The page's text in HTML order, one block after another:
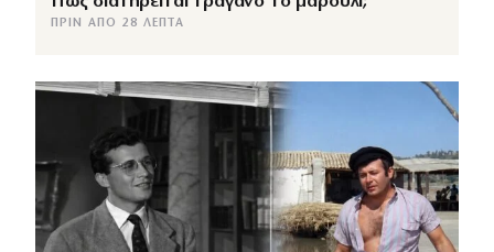
ΠΡΙΝ ΑΠΌ 28 ΛΕΠΤΆ